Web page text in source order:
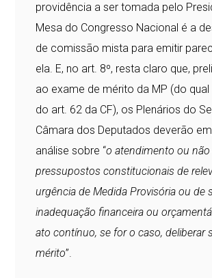
providência a ser tomada pelo
Mesa do Congresso Nacional é a
de comissão mista para emitir
ela. E, no art. 8º, resta claro que,
ao exame de mérito da MP (do
do art. 62 da CF), os Plenários do
Câmara dos Deputados deverão
análise sobre “o atendimento ou
pressupostos constitucionais de
urgência de Medida Provisória ou de
inadequação financeira ou
ato contínuo, se for o caso, deliberar
mérito”.